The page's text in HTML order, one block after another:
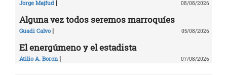
Jorge Majfud | 08/08/2026
Alguna vez todos seremos marroquíes
Guadi Calvo | 05/08/2026
El energúmeno y el estadista
Atilio A. Boron | 07/08/2026